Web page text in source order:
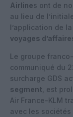
Airlines ont de
au lieu de
l’application de la
voyages
Le groupe
communiqué du
surcharge GDS
segment , est
Air France-KLM
avec les